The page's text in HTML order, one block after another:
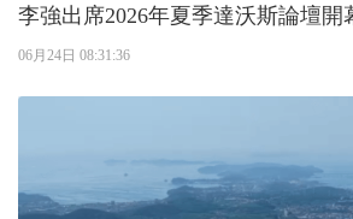
李強出席2026年夏季達沃斯論壇開
06月24日 08:31:36